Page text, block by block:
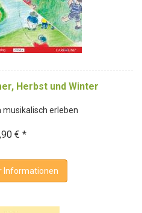
Herbst und Winter
musikalisch erleben
€ *
Informationen